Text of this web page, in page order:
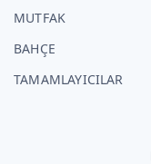
MUTFAK
BAHÇE
TAMAMLAYICILAR